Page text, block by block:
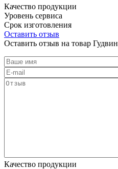
Качество продукции
Уровень сервиса
Срок изготовления
Оставить отзыв
Оставить отзыв на товар Гудвин
Качество продукции